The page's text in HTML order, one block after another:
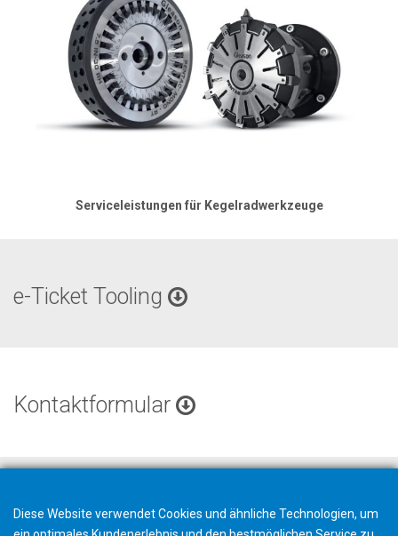
Serviceleistungen für Kegelradwerkzeuge
e-Ticket Tooling
Kontaktformular
Diese Website verwendet Cookies und ähnliche Technologien, um